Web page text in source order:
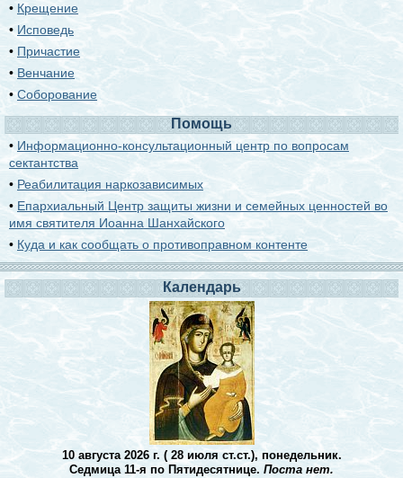
• Крещение
• Исповедь
• Причастие
• Венчание
•Соборование
Помощь
• Информационно-консультационный центр по вопросам
сектантства
• Реабилитация наркозависимых
• Епархиальный Центр защиты жизни и семейных ценностей во
имя святителя Иоанна Шанхайского
• Куда и как сообщать о противоправном контенте
Календарь
10 августа 2026 г. ( 28 июля ст.ст.), понедельник.
Седмица 11-я по Пятидесятнице. Поста нет.